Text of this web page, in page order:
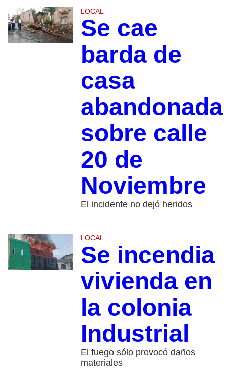
LOCAL
Se cae
barda de
casa
abandonada
sobre calle
20 de
Noviembre
El incidente no dejó heridos
LOCAL
Se incendia
vivienda en
la colonia
Industrial
El fuego sólo provocó daños
materiales